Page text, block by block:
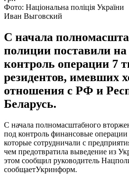
Фото: Національна поліція України
Иван Выговский
С начала
полиции поставили
контроль операции 7
резидентов, имевших
отношения с РФ и
Беларусь.
С начала полномасштабного
под контроль финансовые
которые сотрудничали с
чем предотвратила выведение из
этом сообщил руководитель
сообщаетУкринформ.